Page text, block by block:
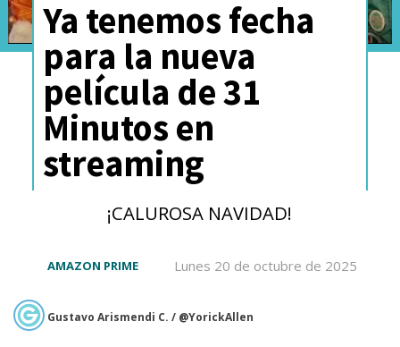
Ya tenemos fecha
para la nueva
película de 31
Minutos en
streaming
¡CALUROSA NAVIDAD!
Lunes 20 de octubre de 2025
AMAZON PRIME
Gustavo Arismendi C. / @YorickAllen